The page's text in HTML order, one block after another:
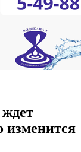
изменится